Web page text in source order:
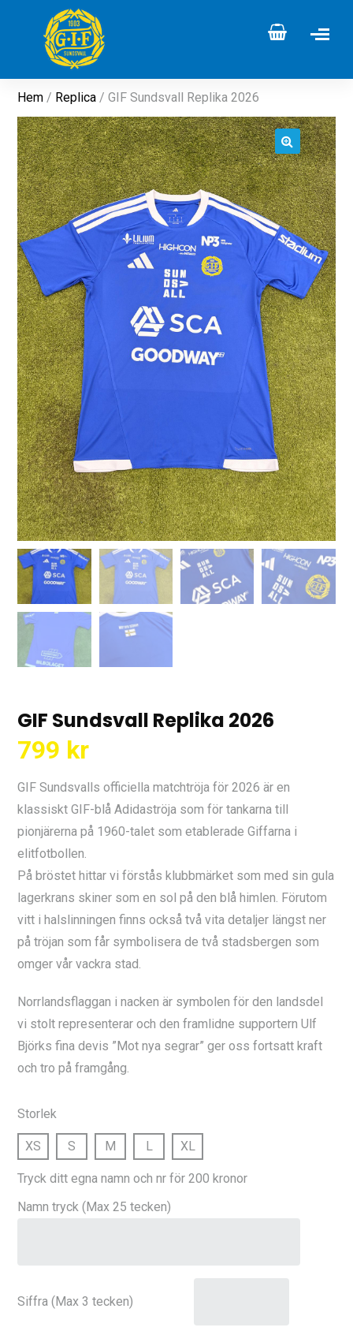
Hem / Replica / GIF Sundsvall Replika 2026
🔍
GIF Sundsvall Replika 2026
799 kr
GIF Sundsvalls officiella matchtröja för 2026 är en
klassiskt GIF-blå Adidaströja som för tankarna till
pionjärerna på 1960-talet som etablerade Giffarna i
elitfotbollen.
På bröstet hittar vi förstås klubbmärket som med sin gula
lagerkrans skiner som en sol på den blå himlen. Förutom
vitt i halslinningen finns också två vita detaljer längst ner
på tröjan som får symbolisera de två stadsbergen som
omger vår vackra stad.
Norrlandsflaggan i nacken är symbolen för den landsdel
vi stolt representerar och den framlidne supportern Ulf
Björks fina devis ”Mot nya segrar” ger oss fortsatt kraft
och tro på framgång.
Storlek
XS S M L XL
Tryck ditt egna namn och nr för 200 kronor
Namn tryck (Max 25 tecken)
Siffra (Max 3 tecken)